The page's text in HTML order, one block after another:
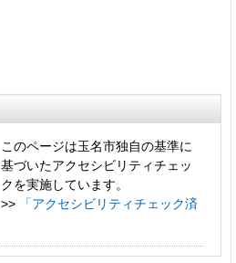
このページは玉名市独自の基準に
基づいたアクセシビリティチェッ
クを実施しています。
>>
「アクセシビリティチェック済